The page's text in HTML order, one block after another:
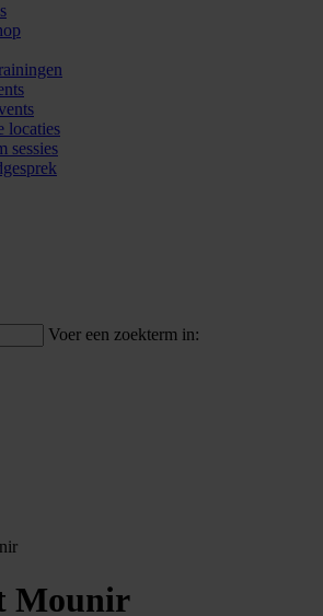
locaties
sessies
Voer een zoekterm in:
Mounir